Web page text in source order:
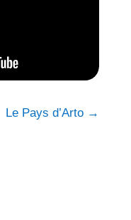
Le Pays d’Arto →